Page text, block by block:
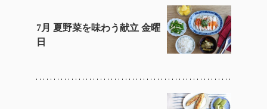
7月 夏野菜を味わう献立 金曜
日